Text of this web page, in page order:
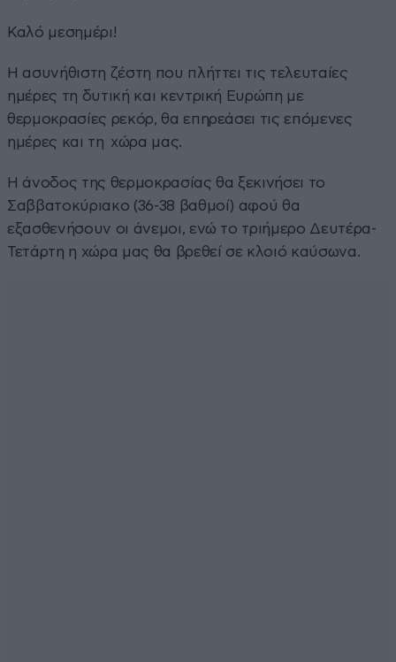
Καλό μεσημέρι!
Η ασυνήθιστη ζέστη που πλήττει τις τελευταίες
ημέρες τη δυτική και κεντρική Ευρώπη με
θερμοκρασίες ρεκόρ, θα επηρεάσει τις επόμενες
ημέρες και τη χώρα μας.
Η άνοδος της θερμοκρασίας θα ξεκινήσει το
Σαββατοκύριακο (36-38 βαθμοί) αφού θα
εξασθενήσουν οι άνεμοι, ενώ το τριήμερο Δευτέρα-
Τετάρτη η χώρα μας θα βρεθεί σε κλοιό καύσωνα.